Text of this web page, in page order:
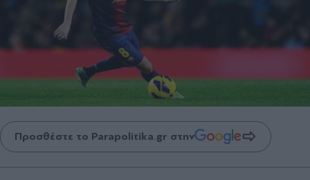
Προσθέστε το Parapolitika.gr στην